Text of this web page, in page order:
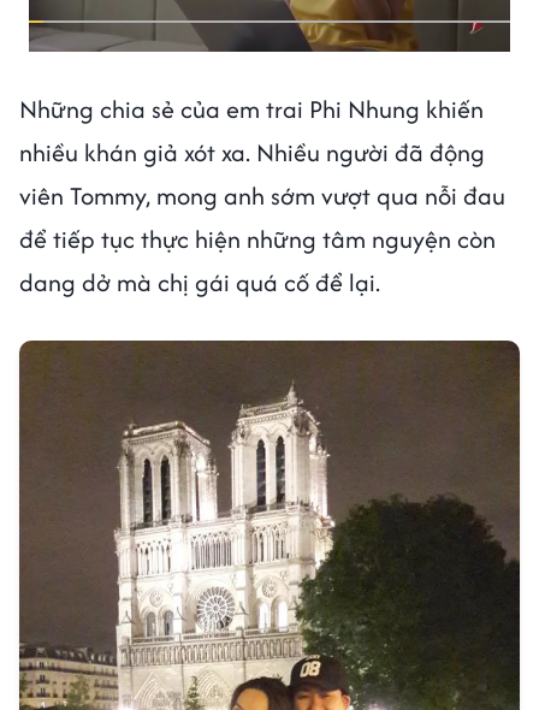
Những chia sẻ của em trai Phi Nhung khiến
nhiều khán giả xót xa. Nhiều người đã động
viên Tommy, mong anh sớm vượt qua nỗi đau
để tiếp tục thực hiện những tâm nguyện còn
dang dở mà chị gái quá cố để lại.